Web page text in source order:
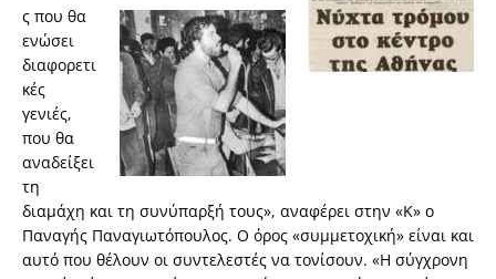
ς που θα
ενώσει
διαφορετι
κές
γενιές,
που θα
αναδείξει
τη
διαμάχη και τη συνύπαρξή τους», αναφέρει στην «Κ» ο
Παναγής Παναγιωτόπουλος. Ο όρος «συμμετοχική» είναι και
αυτό που θέλουν οι συντελεστές να τονίσουν. «Η σύγχρονη